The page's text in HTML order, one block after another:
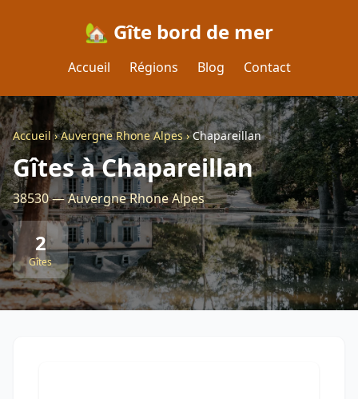
🏡 Gîte bord de mer
Accueil Régions Blog Contact
Accueil›Auvergne Rhone Alpes›Chapareillan
Gîtes à Chapareillan
38530 — Auvergne Rhone Alpes
2
Gîtes